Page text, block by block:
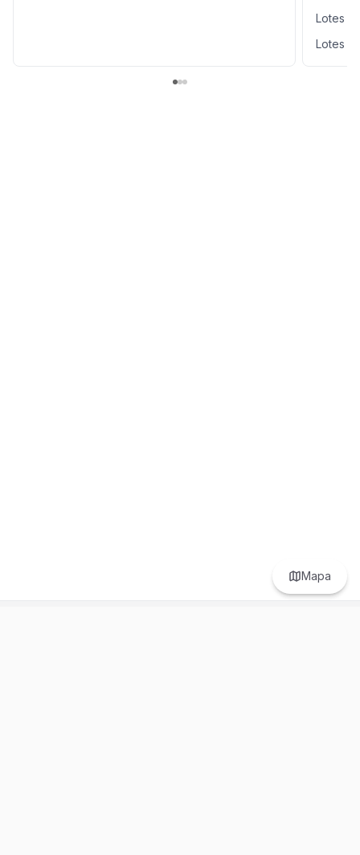
Mapa
Lotes y
Lotes y